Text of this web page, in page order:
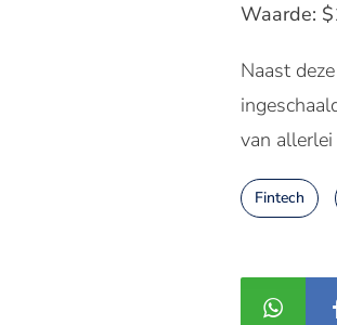
Waarde:
Naast
van
Fintech